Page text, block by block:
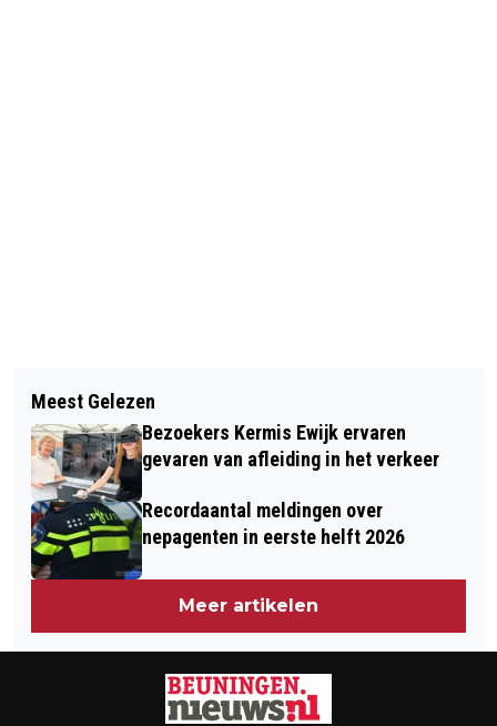
VIERDAAGSELOPERS ONDERWEG
NAAR FEESTELIJKE INTOCHT VIA
GLADIOLA
VOOR HET EERST IN TWINTIG JAAR
MEER AUTO’S GESTOLEN
Meest Gelezen
Bezoekers Kermis Ewijk ervaren
gevaren van afleiding in het verkeer
Recordaantal meldingen over
nepagenten in eerste helft 2026
Meer artikelen